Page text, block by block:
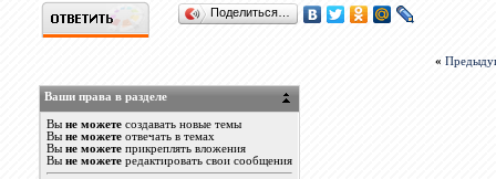
Поделиться…
«
Ваши права в разделе
Вы не можетесоздавать новые темы
Вы не можетеотвечать в темах
Вы не можетеприкреплять вложения
Вы не можетередактировать свои сообщения